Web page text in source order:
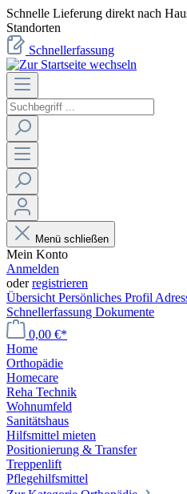
Schnelle Lieferung direkt nach
Standorten
Schnellerfassung
Menü schließen
Mein Konto
Anmelden
oderregistrieren
Übersicht Persönliches Profil
Schnellerfassung Dokumente
0,00 €*
Home
Orthopädie
Homecare
Reha Technik
Wohnumfeld
Sanitätshaus
Hilfsmittel mieten
Positionierung & Transfer
Treppenlift
Pflegehilfsmittel